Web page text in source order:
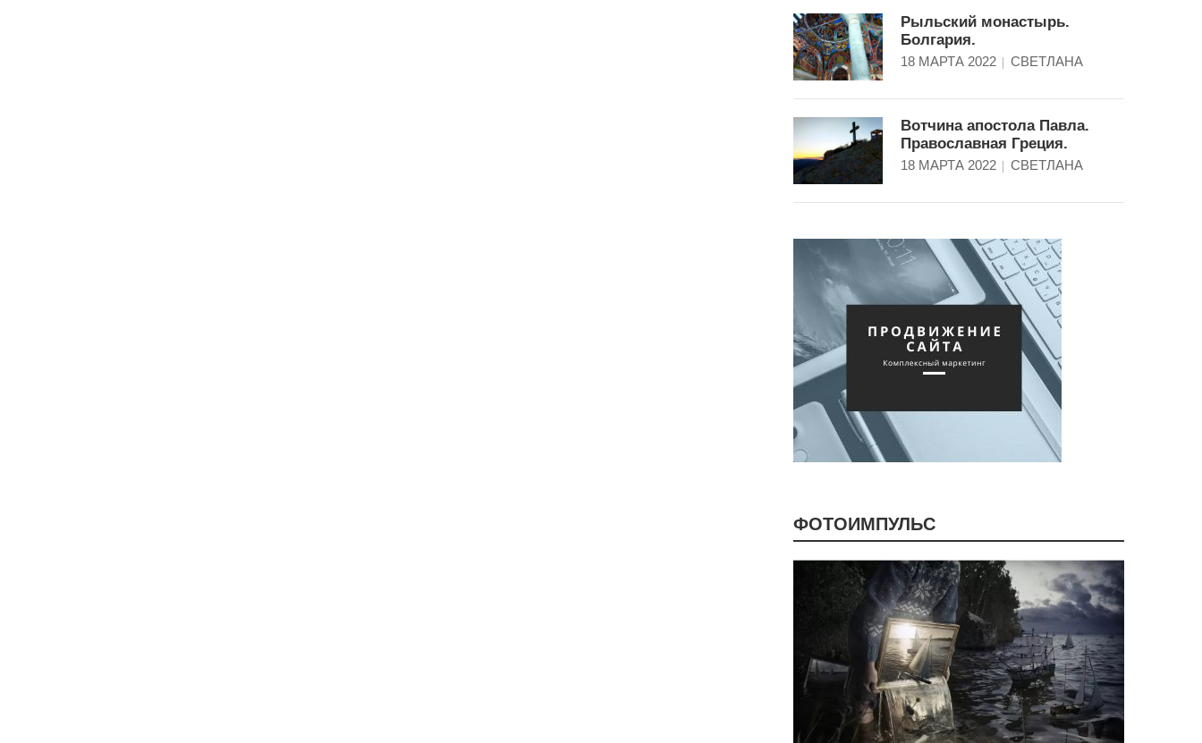
Рыльский монастырь.
Болгария.
18 МАРТА 2022 СВЕТЛАНА
Вотчина апостола Павла.
Православная Греция.
18 МАРТА 2022 СВЕТЛАНА
ФОТОИМПУЛЬС